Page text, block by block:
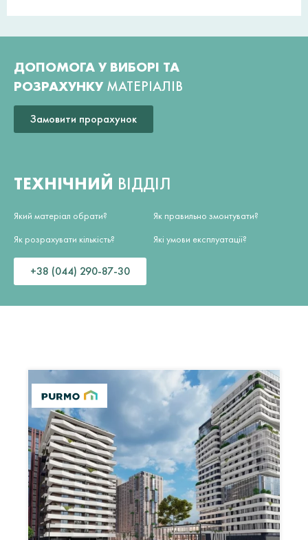
ДОПОМОГА У ВИБОРІ ТА
РОЗРАХУНКУ МАТЕРІАЛІВ
Замовити прорахунок
ТЕХНІЧНИЙ ВІДДІЛ
Який матеріал обрати?
Як розрахувати кількість?
Як правильно змонтувати?
Які умови експлуатації?
+38 (044) 290-87-30